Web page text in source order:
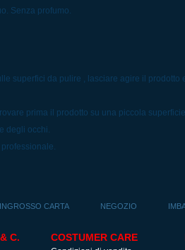
Senza profumo.
superfici da pulire , lasciare agire il prodotto
prima il prodotto su una piccola
degli occhi.
INGROSSO CARTA NEGOZIO
C.
COSTUMER CARE